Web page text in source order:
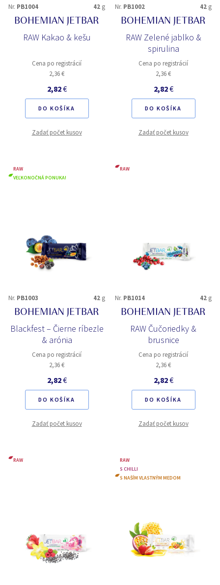
Nr. PB1004 42 g
BOHEMIAN JETBAR
RAW Kakao & kešu
Cena po registrácií
2,36 €
2,82€
DO KOŠÍKA
Zadať počet kusov
Nr. PB1002 42 g
BOHEMIAN JETBAR
RAW Zelené jablko &
spirulina
Cena po registrácií
2,36 €
2,82€
DO KOŠÍKA
Zadať počet kusov
RAW
VEĽKONOČNÁ PONUKA!
Nr. PB1003 42 g
BOHEMIAN JETBAR
Blackfest – Čierne ríbezle
& arónia
Cena po registrácií
2,36 €
2,82€
DO KOŠÍKA
Zadať počet kusov
RAW
Nr. PB1014 42 g
BOHEMIAN JETBAR
RAW Čučoriedky &
brusnice
Cena po registrácií
2,36 €
2,82€
DO KOŠÍKA
Zadať počet kusov
RAW
RAW
S CHILLI
S NAŠÍM VLASTNÝM MEDOM